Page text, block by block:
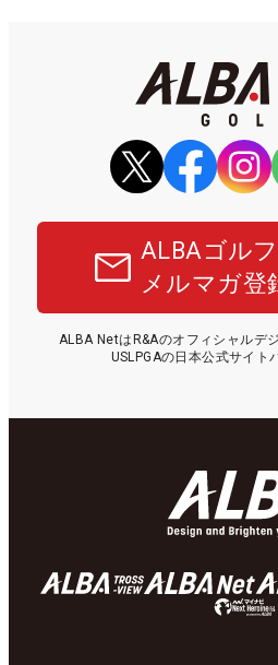
ALBAゴル
メルマガ登
ALBA NetはR&Aのオフィシャルデ
USLPGAの日本公式サイト